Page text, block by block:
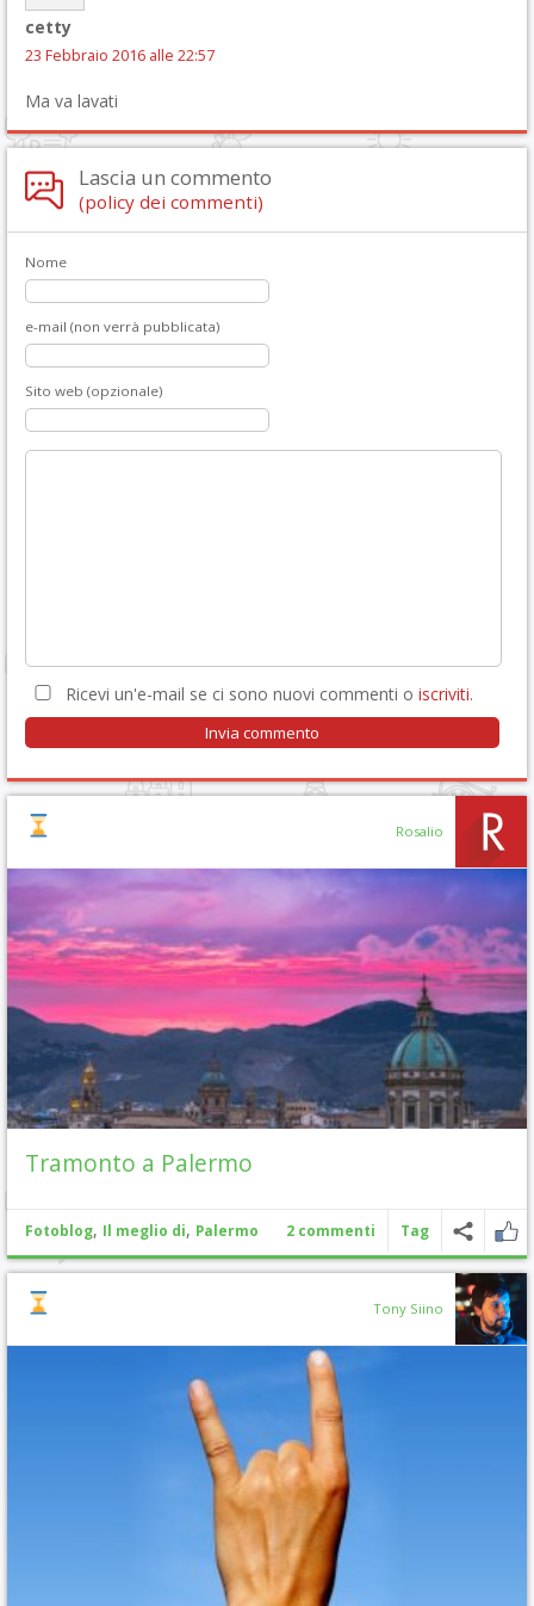
cetty
23 Febbraio 2016 alle 22:57
Ma va lavati
Lascia un commento
(policy dei commenti)
Nome
e-mail (non verrà pubblicata)
Sito web (opzionale)
Ricevi un'e-mail se ci sono nuovi commenti o iscriviti.
Rosalio
Tramonto a Palermo
Fotoblog, Il meglio di, Palermo 2 commenti Tag
Tony Siino